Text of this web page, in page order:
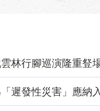
林行腳巡演隆重豋
遲發性災害」應納